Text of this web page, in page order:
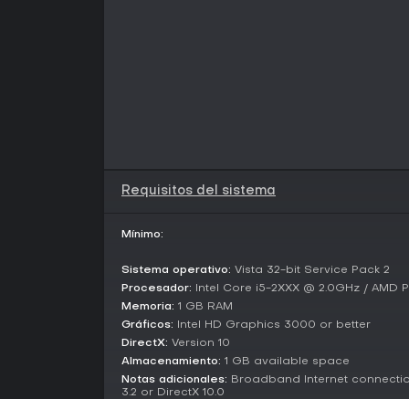
Requisitos del sistema
Mínimo:
Sistema operativo: Vista 32-bit Service Pack 2
Procesador: Intel Core i5-2XXX @ 2.0GHz / AMD
Memoria: 1 GB RAM
Gráficos: Intel HD Graphics 3000 or better
DirectX: Version 10
Almacenamiento: 1 GB available space
Notas adicionales: Broadband Internet
3.2 or DirectX 10.0